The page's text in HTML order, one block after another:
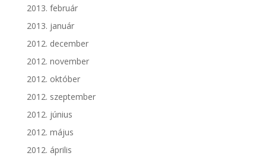
2013. február
2013. január
2012. december
2012. november
2012. október
2012. szeptember
2012. június
2012. május
2012. április